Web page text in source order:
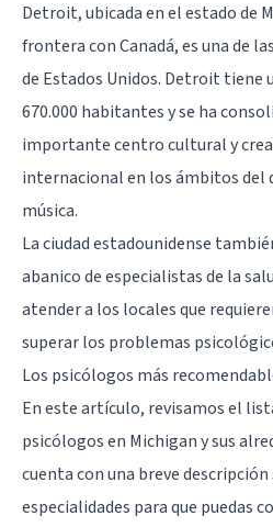
Detroit, ubicada en el estado de
frontera con Canadá, es una de
de Estados Unidos. Detroit tiene
670.000 habitantes y se ha
importante centro cultural y
internacional en los ámbitos del
música.
La ciudad estadounidense
abanico de especialistas de la
atender a los locales que
superar los problemas
Los psicólogos más
En este artículo, revisamos el
psicólogos en Michigan y sus
cuenta con una breve
especialidades para que puedas